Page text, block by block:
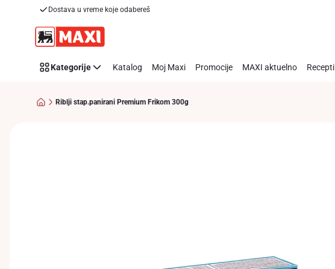
Dostava u vreme koje odabereš
Kategorije Katalog Moj Maxi Promocije MAXI aktuelno Recepti
Riblji stap.panirani Premium Frikom 300g